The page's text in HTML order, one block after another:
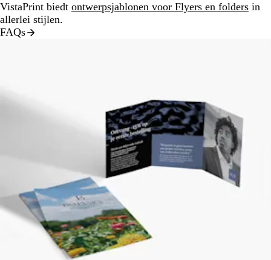
VistaPrint biedt ontwerpsjablonen voor Flyers en folders in
allerlei stijlen.
FAQs